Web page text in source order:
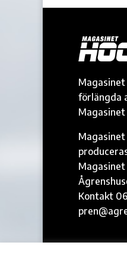
Magasinet
förlängda
Magasinet
Magasinet
Magasinet
Kontakt
©